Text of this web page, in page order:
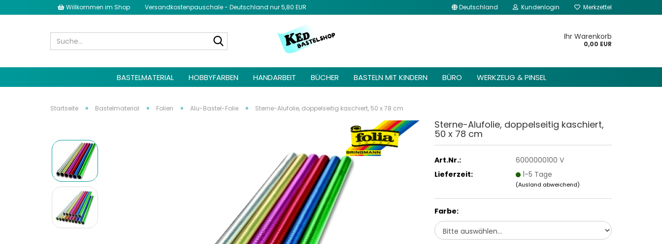
Willkommen im Shop Versandkostenpauschale - Deutschland nur 5,80 EUR Deutschland Kundenlogin Merkzettel
Ihr Warenkorb
0,00 EUR
BASTELMATERIAL HOBBYFARBEN HANDARBEIT BÜCHER BASTELN MIT KINDERN BÜRO WERKZEUG & PINSEL
Startseite » Bastelmaterial » Folien » Alu-Bastel-Folie » Sterne-Alufolie, doppelseitig kaschiert, 50 x 78 cm
Sterne-Alufolie, doppelseitig kaschiert,
50 x 78 cm
Art.Nr.:
6000000100 V
Lieferzeit:
1-5 Tage
(Ausland abweichend)
Farbe: